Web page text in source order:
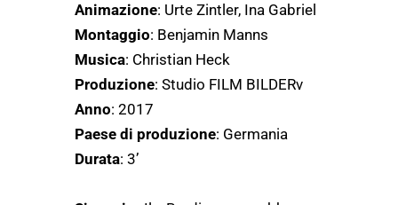
Animazione: Urte Zintler, Ina Gabriel
Montaggio: Benjamin Manns
Musica: Christian Heck
Produzione: Studio FILM BILDERv
Anno: 2017
Paese di produzione: Germania
Durata: 3’